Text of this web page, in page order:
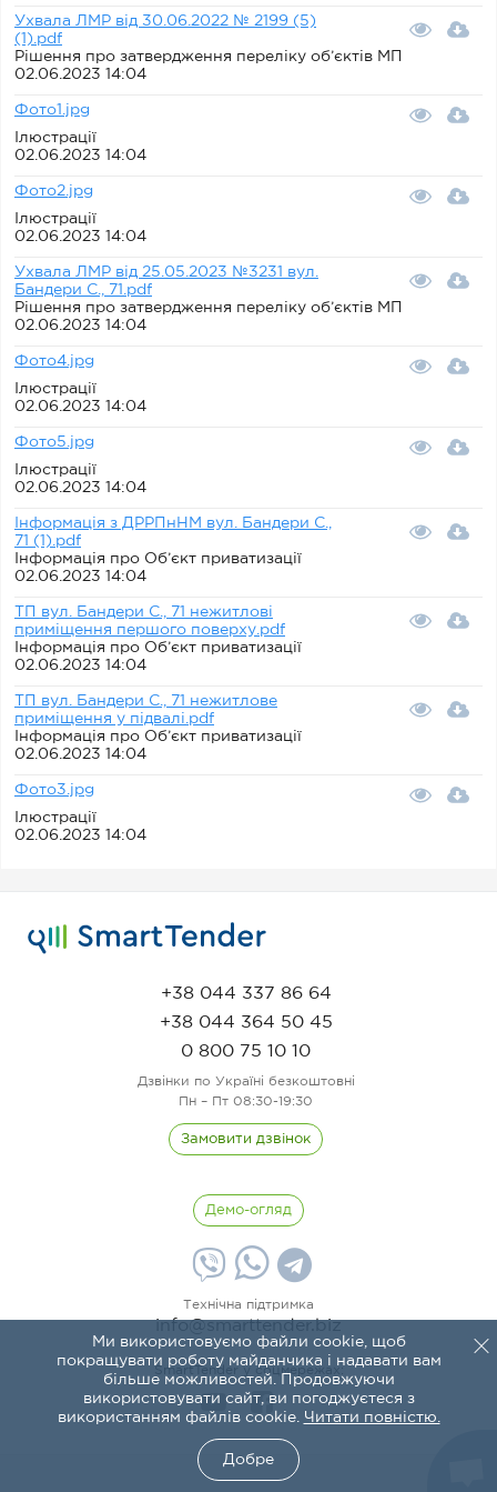
Ухвала ЛМР від 30.06.2022 № 2199 (5)
(1).pdf
Рішення про затвердження переліку об’єктів МП
02.06.2023 14:04
Фото1.jpg
Ілюстрації
02.06.2023 14:04
Фото2.jpg
Ілюстрації
02.06.2023 14:04
Ухвала ЛМР від 25.05.2023 №3231 вул.
Бандери С., 71.pdf
Рішення про затвердження переліку об’єктів МП
02.06.2023 14:04
Фото4.jpg
Ілюстрації
02.06.2023 14:04
Фото5.jpg
Ілюстрації
02.06.2023 14:04
Інформація з ДРРПнНМ вул. Бандери С.,
71 (1).pdf
Інформація про Об’єкт приватизації
02.06.2023 14:04
ТП вул. Бандери С., 71 нежитлові
приміщення першого поверху.pdf
Інформація про Об’єкт приватизації
02.06.2023 14:04
ТП вул. Бандери С., 71 нежитлове
приміщення у підвалі.pdf
Інформація про Об’єкт приватизації
02.06.2023 14:04
Фото3.jpg
Ілюстрації
02.06.2023 14:04
Ми використовуємо файли cookie, щоб
покращувати роботу майданчика і надавати вам
більше можливостей. Продовжуючи
використовувати сайт, ви погоджуєтеся з
використанням файлів cookie.
Читати повністю.
Добре
+38 044 337 86 64
+38 044 364 50 45
0 800 75 10 10
Дзвінки по Україні безкоштовні
Пн – Пт 08:30-19:30
Замовити дзвінок
Технічна підтримка
Демо-огляд
SmartTender у соцмережах: